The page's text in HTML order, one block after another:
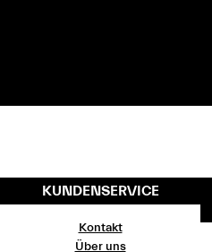
KUNDENSERVICE
Kontakt
Über uns